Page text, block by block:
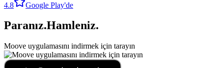
4.8 Google Play'de
Paranız.Hamleniz.
Moove uygulamasını indirmek için tarayın